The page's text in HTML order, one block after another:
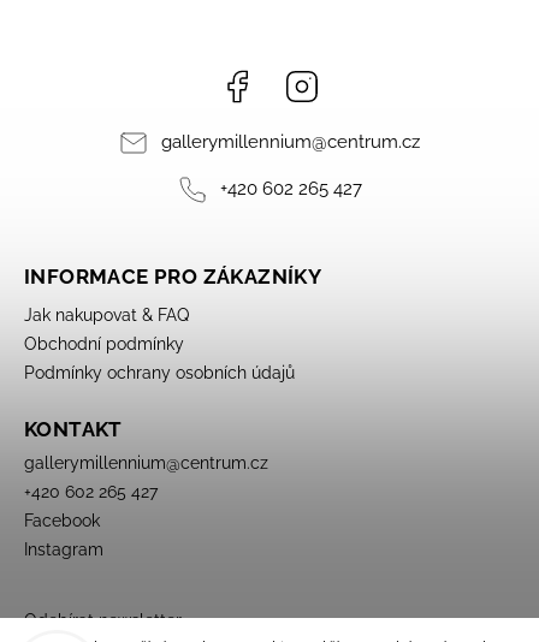
Facebook
gallerymillennium@centrum.cz
+420 602 265 427
INFORMACE PRO ZÁKAZNÍKY
Jak nakupovat & FAQ
Obchodní podmínky
Podmínky ochrany osobních údajů
KONTAKT
gallerymillennium@centrum.cz
+420 602 265 427
Facebook
Instagram
Odebírat newsletter